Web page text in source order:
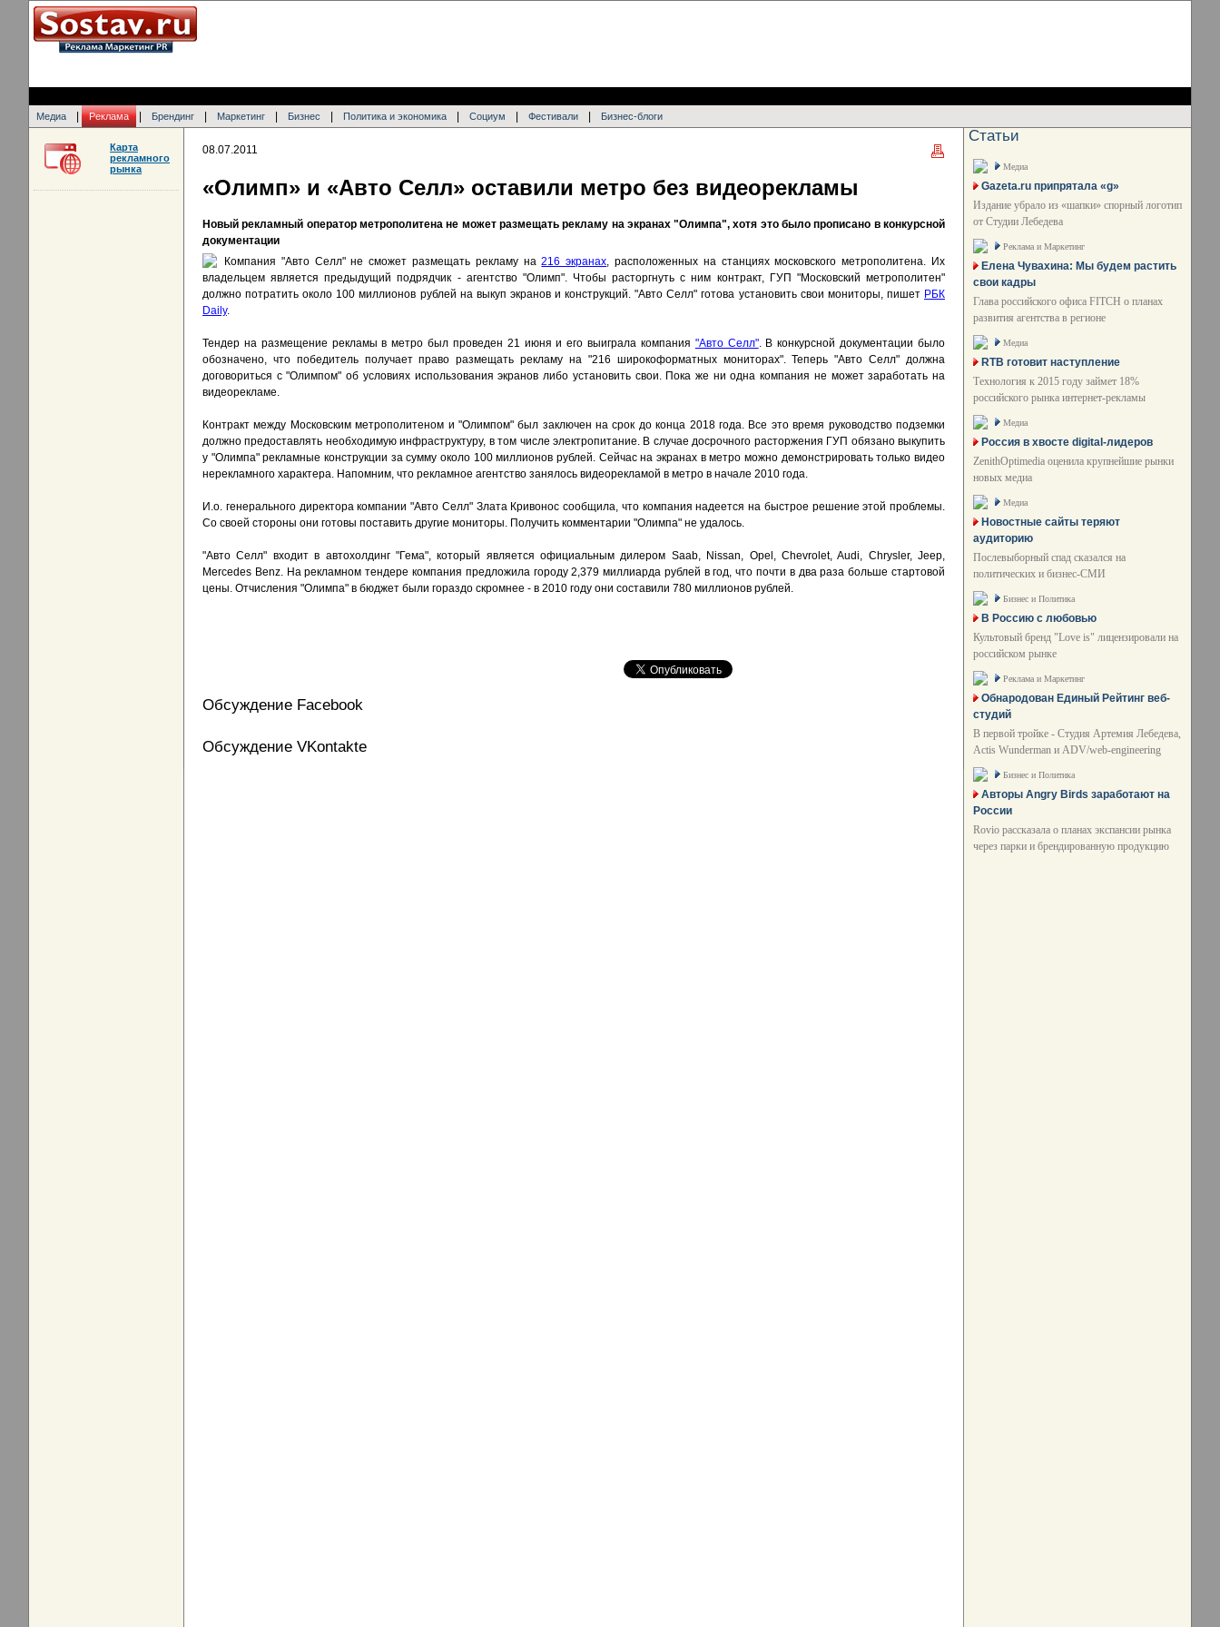
Медиа Реклама Брендинг Маркетинг Бизнес Политика и экономика Социум Фестивали Бизнес-блоги
08.07.2011
«Олимп» и «Авто Селл» оставили метро без видеорекламы
Новый рекламный оператор метрополитена не может размещать рекламу на экранах "Олимпа", хотя это было прописано в конкурсной
документации
Компания "Авто Селл" не сможет размещать рекламу на216 экранах, расположенных на станциях московского метрополитена. Их
владельцем является предыдущий подрядчик - агентство "Олимп". Чтобы расторгнуть с ним контракт, ГУП "Московский метрополитен"
должно потратить около 100 миллионов рублей на выкуп экранов и конструкций. "Авто Селл" готова установить свои мониторы, пишет РБК
Daily.
Тендер на размещение рекламы в метро был проведен 21 июня и его выиграла компания "Авто Селл". В конкурсной документации было
обозначено, что победитель получает право размещать рекламу на "216 широкоформатных мониторах". Теперь "Авто Селл" должна
договориться с "Олимпом" об условиях использования экранов либо установить свои. Пока же ни одна компания не может заработать на
видеорекламе.
Контракт между Московским метрополитеном и "Олимпом" был заключен на срок до конца 2018 года. Все это время руководство подземки
должно предоставлять необходимую инфраструктуру, в том числе электропитание. В случае досрочного расторжения ГУП обязано выкупить
у "Олимпа" рекламные конструкции за сумму около 100 миллионов рублей. Сейчас на экранах в метро можно демонстрировать только видео
нерекламного характера. Напомним, что рекламное агентство занялось видеорекламой в метро в начале 2010 года.
И.о. генерального директора компании "Авто Селл" Злата Кривонос сообщила, что компания надеется на быстрое решение этой проблемы.
Со своей стороны они готовы поставить другие мониторы. Получить комментарии "Олимпа" не удалось.
"Авто Селл" входит в автохолдинг "Гема", который является официальным дилером Saab, Nissan, Opel, Сhevrolet, Audi, Chrysler, Jeep,
Mercedes Benz. На рекламном тендере компания предложила городу 2,379 миллиарда рублей в год, что почти в два раза больше стартовой
цены. Отчисления "Олимпа" в бюджет были гораздо скромнее - в 2010 году они составили 780 миллионов рублей.
Обсуждение Facebook
Обсуждение VKontakte
Карта
рекламного
рынка
Статьи
Медиа
Gazeta.ru припрятала «g»
Издание убрало из «шапки» спорный логотип
от Студии Лебедева
Реклама и Маркетинг
Елена Чувахина: Мы будем растить
свои кадры
Глава российского офиса FITCH о планах
развития агентства в регионе
Медиа
RTB готовит наступление
Технология к 2015 году займет 18%
российского рынка интернет-рекламы
Медиа
Россия в хвосте digital-лидеров
ZenithOptimedia оценила крупнейшие рынки
новых медиа
Медиа
Новостные сайты теряют
аудиторию
Послевыборный спад сказался на
политических и бизнес-СМИ
Бизнес и Политика
В Россию с любовью
Культовый бренд "Love is" лицензировали на
российском рынке
Реклама и Маркетинг
Обнародован Единый Рейтинг веб-
студий
В первой тройке - Студия Артемия Лебедева,
Actis Wunderman и ADV/web-engineering
Бизнес и Политика
Авторы Angry Birds заработают на
России
Rovio рассказала о планах экспансии рынка
через парки и брендированную продукцию